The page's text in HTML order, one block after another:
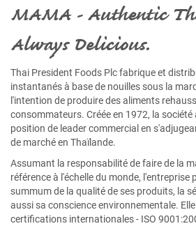
MAMA - Authentic
Always Delicious.
Thai President Foods Plc fabrique et
instantanés à base de nouilles sous la
l'intention de produire des aliments
consommateurs. Créée en 1972, la société
position de leader commercial en
de marché en Thaïlande.
Assumant la responsabilité de faire de la
référence à l'échelle du monde, l'entreprise
summum de la qualité de ses produits, la
aussi sa conscience environnementale.
certifications internationales - ISO